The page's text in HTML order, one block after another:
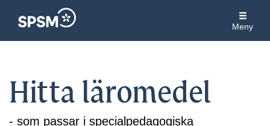
Meny
Hitta läromedel
- som passar i specialpedagogiska